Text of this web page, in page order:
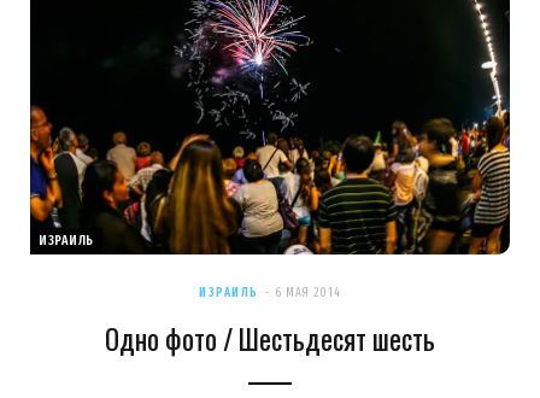
ИЗРАИЛЬ
ИЗРАИЛЬ 6 МАЯ 2014
Одно фото / Шестьдесят шесть